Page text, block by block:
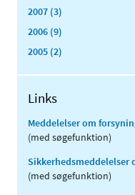
2007 (3)
2006 (9)
2005 (2)
Links
Meddelelser om
(med søgefunktion)
Sikkerhedsmeddelelser
(med søgefunktion)